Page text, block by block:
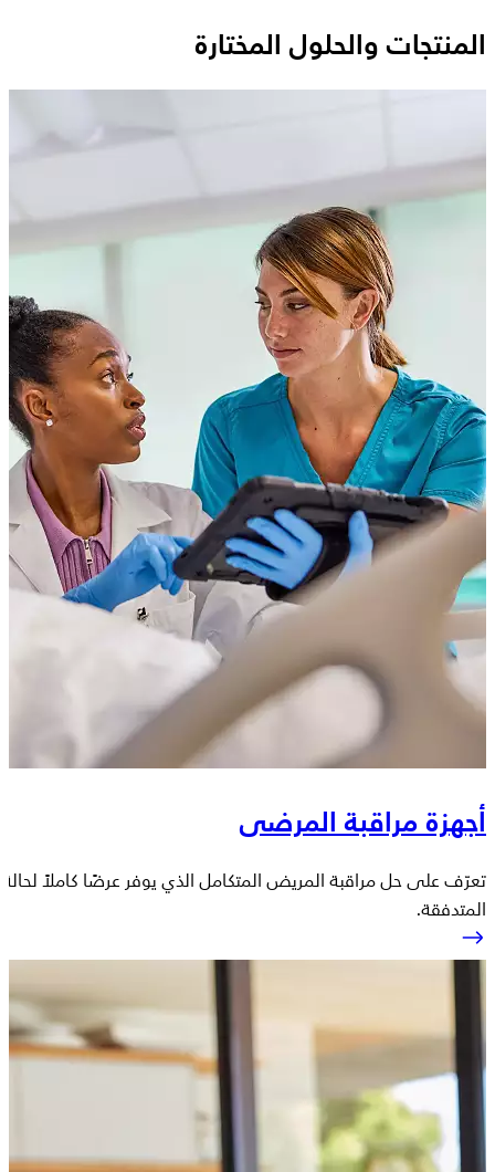
المنتجات والحلول المختارة
أجهزة مراقبة المرضى
تعرّف على حل مراقبة المريض المتكامل الذي يوفر عرضًا كاملاً لحالة
المتدفقة.